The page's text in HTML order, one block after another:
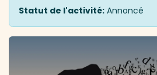
Statut de l'activité: Annoncé